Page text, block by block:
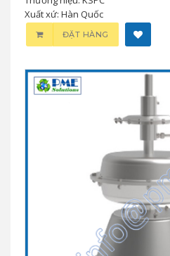
Xuất xứ: Hàn Quốc
ĐẶT HÀNG